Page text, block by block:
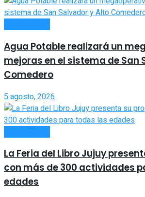
Agua Potable realizará un
mejoras en el sistema de San
Comedero
5 agosto, 2026
La Feria del Libro Jujuy
con más de 300 actividades
edades